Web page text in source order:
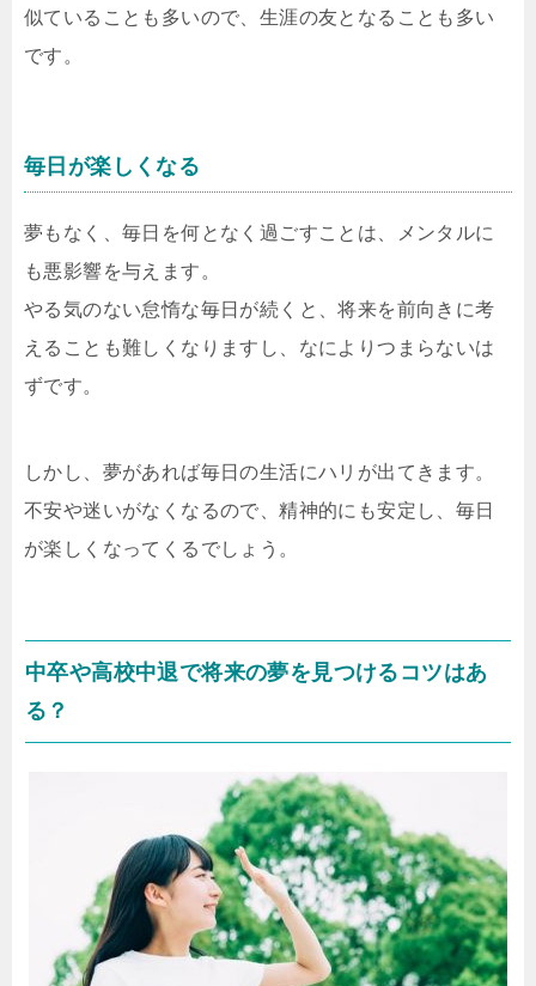
似ていることも多いので、生涯の友となることも多い
です。
毎日が楽しくなる
夢もなく、毎日を何となく過ごすことは、メンタルに
も悪影響を与えます。
やる気のない怠惰な毎日が続くと、将来を前向きに考
えることも難しくなりますし、なによりつまらないは
ずです。
しかし、夢があれば毎日の生活にハリが出てきます。
不安や迷いがなくなるので、精神的にも安定し、毎日
が楽しくなってくるでしょう。
中卒や高校中退で将来の夢を見つけるコツはあ
る？